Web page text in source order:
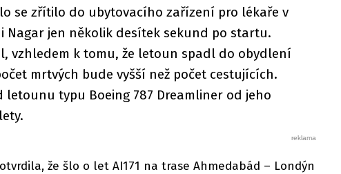
se zřítilo do ubytovacího zařízení pro lékaře v
Nagar jen několik desítek sekund po startu.
vzhledem k tomu, že letoun spadl do obydlení
mrtvých bude vyšší než počet cestujících.
typu Boeing 787 Dreamliner od jeho
že šlo o let AI171 na trase Ahmedabád – Londýn